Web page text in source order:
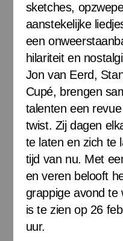
sketches,
aanstekelijke
een
hilariteit en
Jon van Eerd,
Cupé, brengen
talenten een
twist. Zij dagen
te laten en zich te
tijd van nu. Met
en veren belooft
grappige avond te
is te zien op 26
uur.